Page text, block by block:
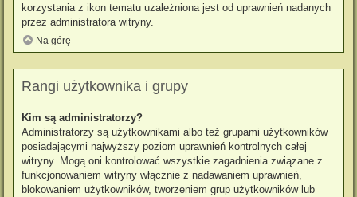
korzystania z ikon tematu uzależniona jest od uprawnień nadanych
przez administratora witryny.
Na górę
Rangi użytkownika i grupy
Kim są administratorzy?
Administratorzy są użytkownikami albo też grupami użytkowników
posiadającymi najwyższy poziom uprawnień kontrolnych całej
witryny. Mogą oni kontrolować wszystkie zagadnienia związane z
funkcjonowaniem witryny włącznie z nadawaniem uprawnień,
blokowaniem użytkowników, tworzeniem grup użytkowników lub